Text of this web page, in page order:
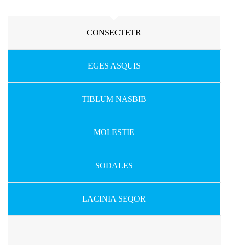
CONSECTETR
EGES ASQUIS
TIBLUM NASBIB
MOLESTIE
SODALES
LACINIA SEQOR